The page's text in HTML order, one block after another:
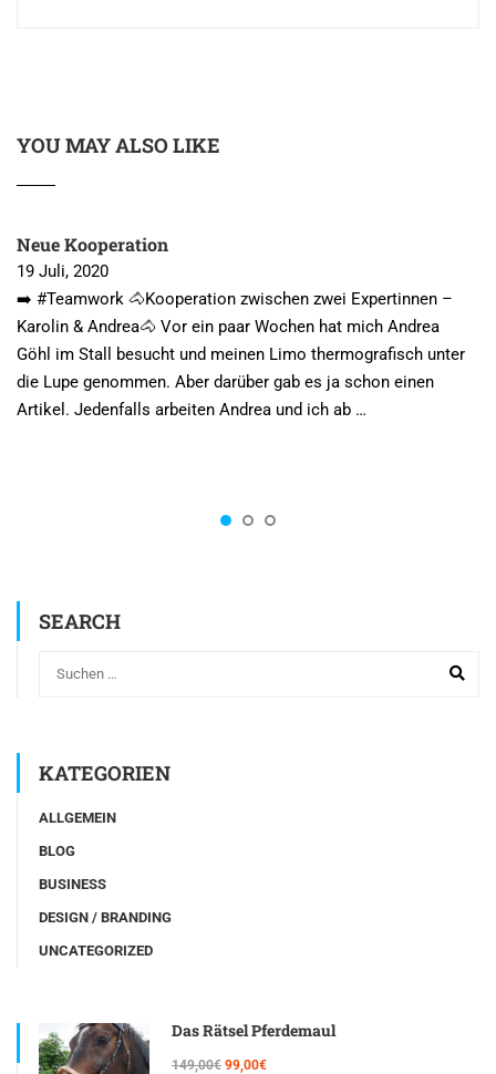
YOU MAY ALSO LIKE
Neue Kooperation
19 Juli, 2020
➡️ #Teamwork 🐴Kooperation zwischen zwei Expertinnen –
Karolin & Andrea🐴 Vor ein paar Wochen hat mich Andrea
Göhl im Stall besucht und meinen Limo thermografisch unter
die Lupe genommen. Aber darüber gab es ja schon einen
Artikel. Jedenfalls arbeiten Andrea und ich ab …
SEARCH
KATEGORIEN
ALLGEMEIN
BLOG
BUSINESS
DESIGN / BRANDING
UNCATEGORIZED
Das Rätsel Pferdemaul
149,00€ 99,00€